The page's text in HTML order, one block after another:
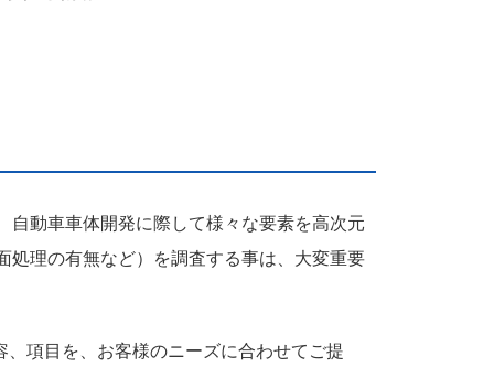
動車車体開発に際して様々な要素を高次元
処理の有無など）を調査する事は、大変重要
項目を、お客様のニーズに合わせてご提